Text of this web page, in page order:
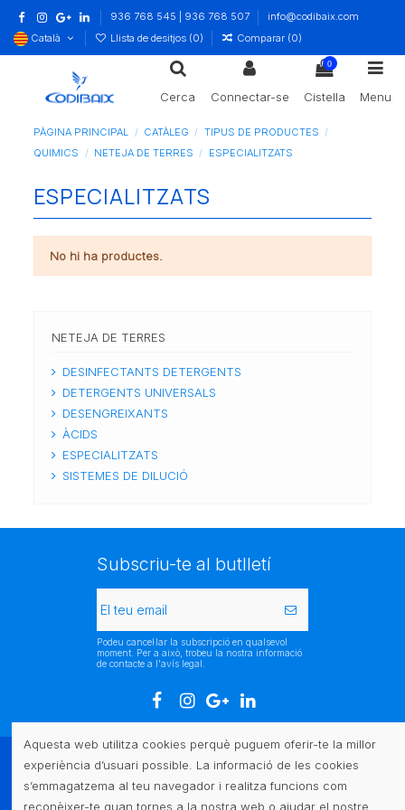
936 768 545 | 936 768 507
info@codibaix.com
Català
Llista de desitjos (0) Comparar (0)
Cerca Connectar-se
0
Cistella Menu
PÀGINA PRINCIPAL CATÀLEG
TIPUS DE PRODUCTES
QUIMICS
NETEJA DE TERRES ESPECIALITZATS
ESPECIALITZATS
No hi ha productes.
NETEJA DE TERRES
DESINFECTANTS DETERGENTS
DETERGENTS UNIVERSALS
DESENGREIXANTS
ÀCIDS
ESPECIALITZATS
SISTEMES DE DILUCIÓ
Subscriu-te al butlletí
Podeu cancel·lar la subscripció en qualsevol
moment. Per a això, trobeu la nostra informació
de contacte a l'avís legal.
Atenció al client
Aquesta web utilitza cookies perquè puguem oferir-te la millor
experiència d’usuari possible. La informació de les cookies
s’emmagatzema al teu navegador i realitza funcions com
reconèixer-te quan tornes a la nostra web o ajudar el nostre